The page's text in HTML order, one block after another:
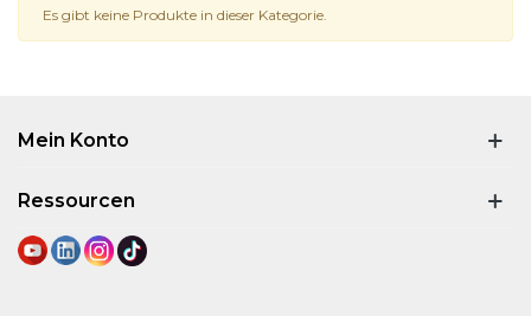
Es gibt keine Produkte in dieser Kategorie.
Mein Konto
Ressourcen